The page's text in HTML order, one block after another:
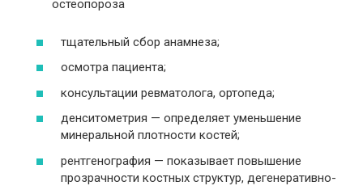
тщательный сбор анамнеза;
осмотра пациента;
консультации ревматолога, ортопеда;
денситометрия — определяет уменьшение
минеральной плотности костей;
рентгенография — показывает повышение
прозрачности костных структур, дегенеративно-